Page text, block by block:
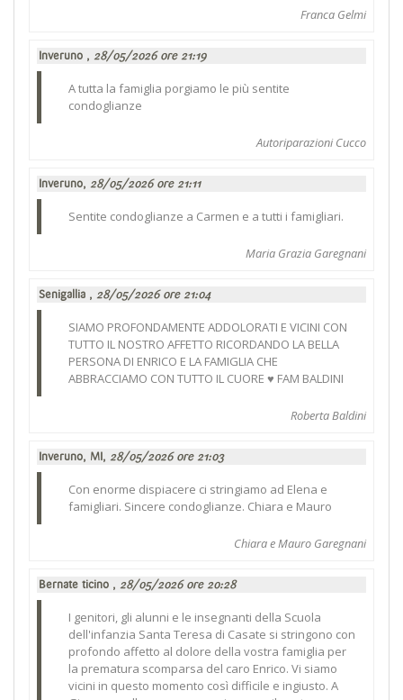
Franca Gelmi
Inveruno , 28/05/2026 ore 21:19
A tutta la famiglia porgiamo le più sentite
condoglianze
Autoriparazioni Cucco
Inveruno, 28/05/2026 ore 21:11
Sentite condoglianze a Carmen e a tutti i famigliari.
Maria Grazia Garegnani
Senigallia , 28/05/2026 ore 21:04
SIAMO PROFONDAMENTE ADDOLORATI E VICINI CON
TUTTO IL NOSTRO AFFETTO RICORDANDO LA BELLA
PERSONA DI ENRICO E LA FAMIGLIA CHE
ABBRACCIAMO CON TUTTO IL CUORE ♥️ FAM BALDINI
Roberta Baldini
Inveruno, MI, 28/05/2026 ore 21:03
Con enorme dispiacere ci stringiamo ad Elena e
famigliari. Sincere condoglianze. Chiara e Mauro
Chiara e Mauro Garegnani
Bernate ticino , 28/05/2026 ore 20:28
I genitori, gli alunni e le insegnanti della Scuola
dell'infanzia Santa Teresa di Casate si stringono con
profondo affetto al dolore della vostra famiglia per
la prematura scomparsa del caro Enrico. Vi siamo
vicini in questo momento così difficile e ingiusto. A